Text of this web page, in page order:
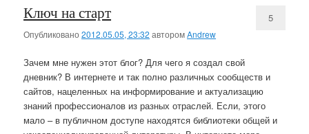
Ключ на старт
Опубликовано2012.05.05, 23:32 авторомAndrew
5
Зачем мне нужен этот блог? Для чего я создал свой
дневник? В интернете и так полно различных сообществ и
сайтов, нацеленных на информирование и актуализацию
знаний профессионалов из разных отраслей. Если, этого
мало – в публичном доступе находятся библиотеки общей и